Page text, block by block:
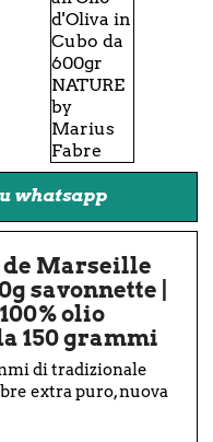
whatsapp
de Marseille
savonnette |
olio
150 grammi
di tradizionale
extra puro, nuova